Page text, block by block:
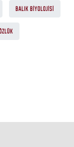
BALIK BIYOLOJISI